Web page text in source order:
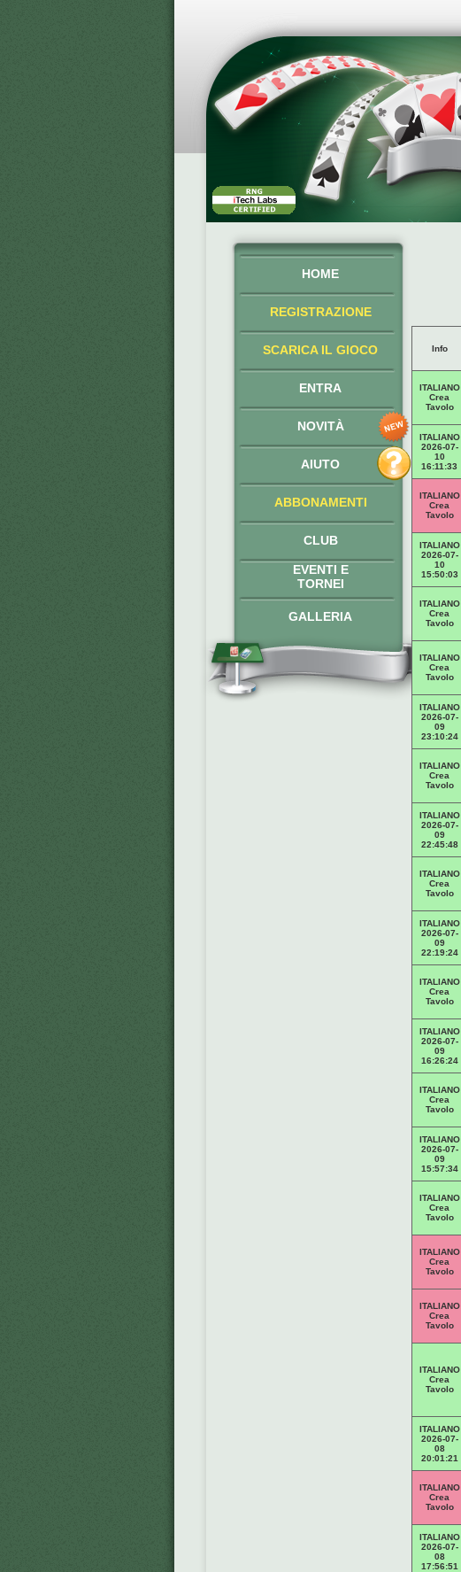
HOME
REGISTRAZIONE
SCARICA IL GIOCO
ENTRA
NOVITÀ
AIUTO
ABBONAMENTI
CLUB
EVENTI E
TORNEI
GALLERIA
Info
ITALIANO
Crea
Tavolo
ITALIANO
2026-07-
10
16:11:33
ITALIANO
Crea
Tavolo
ITALIANO
2026-07-
10
15:50:03
ITALIANO
Crea
Tavolo
ITALIANO
Crea
Tavolo
ITALIANO
2026-07-
09
23:10:24
ITALIANO
Crea
Tavolo
ITALIANO
2026-07-
09
22:45:48
ITALIANO
Crea
Tavolo
ITALIANO
2026-07-
09
22:19:24
ITALIANO
Crea
Tavolo
ITALIANO
2026-07-
09
16:26:24
ITALIANO
Crea
Tavolo
ITALIANO
2026-07-
09
15:57:34
ITALIANO
Crea
Tavolo
ITALIANO
Crea
Tavolo
ITALIANO
Crea
Tavolo
ITALIANO
Crea
Tavolo
ITALIANO
2026-07-
08
20:01:21
ITALIANO
Crea
Tavolo
ITALIANO
2026-07-
08
17:56:51